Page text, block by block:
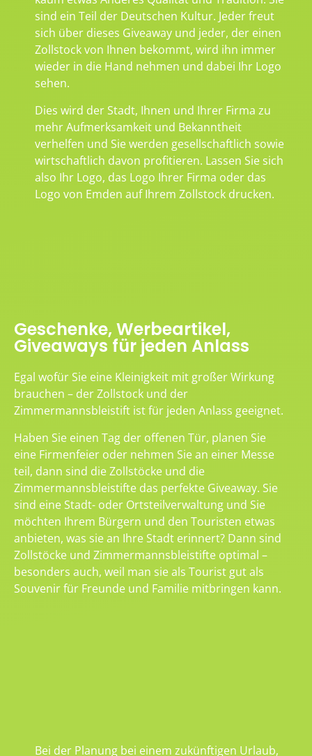
sind ein Teil der Deutschen Kultur. Jeder freut
sich über dieses Giveaway und jeder, der einen
Zollstock von Ihnen bekommt, wird ihn immer
wieder in die Hand nehmen und dabei Ihr Logo
sehen.
Dies wird der Stadt, Ihnen und Ihrer Firma zu
mehr Aufmerksamkeit und Bekanntheit
verhelfen und Sie werden gesellschaftlich sowie
wirtschaftlich davon profitieren. Lassen Sie sich
also Ihr Logo, das Logo Ihrer Firma oder das
Logo von Emden auf Ihrem Zollstock drucken.
Geschenke, Werbeartikel,
Giveaways für jeden Anlass
Egal wofür Sie eine Kleinigkeit mit großer Wirkung
brauchen – der Zollstock und der
Zimmermannsbleistift ist für jeden Anlass geeignet.
Haben Sie einen Tag der offenen Tür, planen Sie
eine Firmenfeier oder nehmen Sie an einer Messe
teil, dann sind die Zollstöcke und die
Zimmermannsbleistifte das perfekte Giveaway. Sie
sind eine Stadt- oder Ortsteilverwaltung und Sie
möchten Ihrem Bürgern und den Touristen etwas
anbieten, was sie an Ihre Stadt erinnert? Dann sind
Zollstöcke und Zimmermannsbleistifte optimal –
besonders auch, weil man sie als Tourist gut als
Souvenir für Freunde und Familie mitbringen kann.
Bei der Planung bei einem zukünftigen Urlaub,